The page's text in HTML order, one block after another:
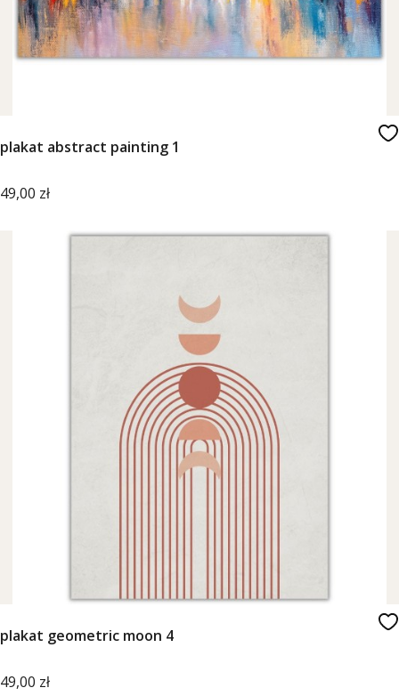
plakat abstract painting 1
Cena
49,00 zł
plakat geometric moon 4
Cena
49,00 zł